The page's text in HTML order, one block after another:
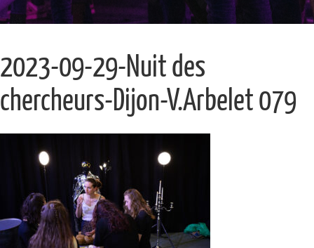
2023-09-29-Nuit des
chercheurs-Dijon-V.Arbelet 079